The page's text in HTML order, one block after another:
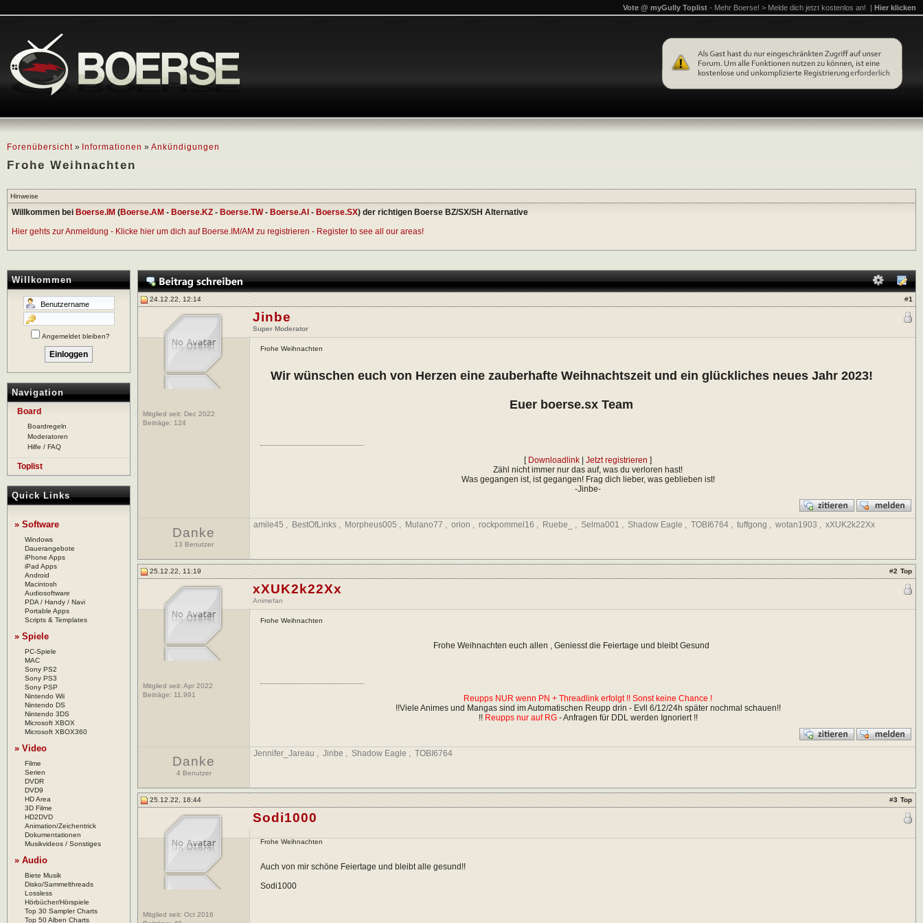
Forenübersicht » Informationen » Ankündigungen
Frohe Weihnachten
Vote @ myGully Toplist - Mehr Boerse! > Melde dich jetzt kostenlos an! | Hier klicken
Hinweise
Willkommen bei Boerse.IM (Boerse.AM - Boerse.KZ - Boerse.TW- Boerse.AI - Boerse.SX) der richtigen Boerse BZ/SX/SH Alternative
Hier gehts zur Anmeldung - Klicke hier um dich auf Boerse.IM/AM zu registrieren - Register to see all our areas!
Willkommen
Angemeldet bleiben?
Navigation
Board
Boardregeln
Moderatoren
Hilfe / FAQ
Toplist
Quick Links
» Software
Windows
Dauerangebote
iPhone Apps
iPad Apps
Android
Macintosh
Audiosoftware
PDA / Handy / Navi
Portable Apps
Scripts & Templates
» Spiele
PC-Spiele
MAC
Sony PS2
Sony PS3
Sony PSP
Nintendo Wii
Nintendo DS
Nintendo 3DS
Microsoft XBOX
Microsoft XBOX360
» Video
Filme
Serien
DVDR
DVD9
HD Area
3D Filme
HD2DVD
Animation/Zeichentrick
Dokumentationen
Musikvideos / Sonstiges
» Audio
Biete Musik
Disko/Sammelthreads
Lossless
Hörbücher/Hörspiele
Top 30 Sampler Charts
Top 50 Alben Charts
24.12.22, 12:14 #1
Mitglied seit: Dec 2022
Beiträge: 124
Jinbe
Super Moderator
Frohe Weihnachten
Wir wünschen euch von Herzen eine zauberhafte Weihnachtszeit und ein glückliches neues Jahr 2023!
Euer boerse.sx Team
[ Downloadlink Jetzt registrieren ]
Zähl nicht immer nur das auf, was du verloren hast!
Was gegangen ist, ist gegangen! Frag dich lieber, was geblieben ist!
-Jinbe-
Danke
13 Benutzer
amile45 , BestOfLinks , Morpheus005 , Mulano77 , orion , rockpommel16 , Ruebe_ , Selma001 , Shadow Eagle , TOBI6764 , tuffgong , wotan1903 , xXUK2k22Xx
25.12.22, 11:19 #2 Top
Mitglied seit: Apr 2022
Beiträge: 11.991
xXUK2k22Xx
Animefan
Frohe Weihnachten
Frohe Weihnachten euch allen , Geniesst die Feiertage und bleibt Gesund
Reupps NUR wenn PN + Threadlink erfolgt !! Sonst keine Chance !
!!Viele Animes und Mangas sind im Automatischen Reupp drin - Evll 6/12/24h später nochmal schauen!!
!! Reupps nur auf RG- Anfragen für DDL werden Ignoriert !!
Danke
4 Benutzer
Jennifer_Jareau , Jinbe , Shadow Eagle , TOBI6764
25.12.22, 18:44 #3 Top
Mitglied seit: Oct 2016
Sodi1000
Frohe Weihnachten
Auch von mir schöne Feiertage und bleibt alle gesund!!
Sodi1000